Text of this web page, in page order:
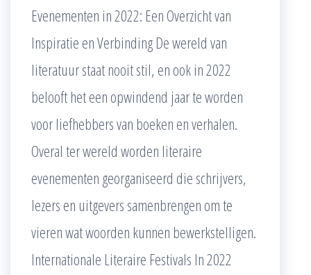
Evenementen in 2022: Een Overzicht van
Inspiratie en Verbinding De wereld van
literatuur staat nooit stil, en ook in 2022
belooft het een opwindend jaar te worden
voor liefhebbers van boeken en verhalen.
Overal ter wereld worden literaire
evenementen georganiseerd die schrijvers,
lezers en uitgevers samenbrengen om te
vieren wat woorden kunnen bewerkstelligen.
Internationale Literaire Festivals In 2022